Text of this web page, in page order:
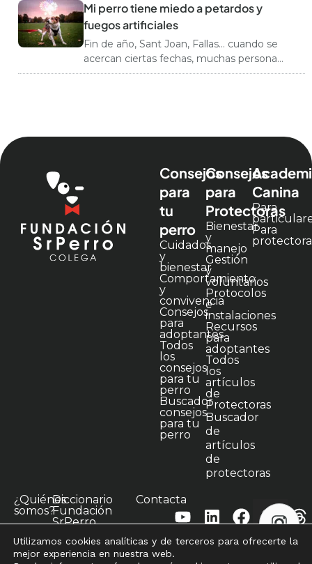
Mi perro tiene miedo a petardos y
fuegos artificiales
Fin de año, Sant Joan, Fallas… cuando se
acercan ciertas fechas, muchas personas
que conviven con peludos empiezan a
Consejos
para
tu
perro
Cuidados
y
bienestar
Comportamiento
y
convivencia
Consejos
para
adoptantes
Todos
los
consejos
para tu
perro
Buscador
consejos
para tu
perro
Consejos
para
Protectoras
Bienestar
y
manejo
Gestión
y
voluntarios
Protocolos
e
instalaciones
Recursos
para
adoptantes
Todos
los
artículos
de
Protectoras
Buscador
de
artículos
de
protectoras
Canina
Para
Para
¿Quiénes
somos?
Diccionario
Fundación
SrPerro
Contacta
Política de privacidad
©2026 Fundación
Utilizamos cookies analíticas y de terceros para ofrecerte la
mejor experiencia en nuestra web.